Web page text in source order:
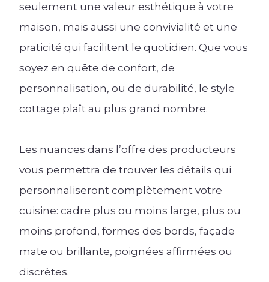
seulement une valeur esthétique à votre
maison, mais aussi une convivialité et une
praticité qui facilitent le quotidien. Que vous
soyez en quête de confort, de
personnalisation, ou de durabilité, le style
cottage plaît au plus grand nombre.
Les nuances dans l’offre des producteurs
vous permettra de trouver les détails qui
personnaliseront complètement votre
cuisine: cadre plus ou moins large, plus ou
moins profond, formes des bords, façade
mate ou brillante, poignées affirmées ou
discrètes.